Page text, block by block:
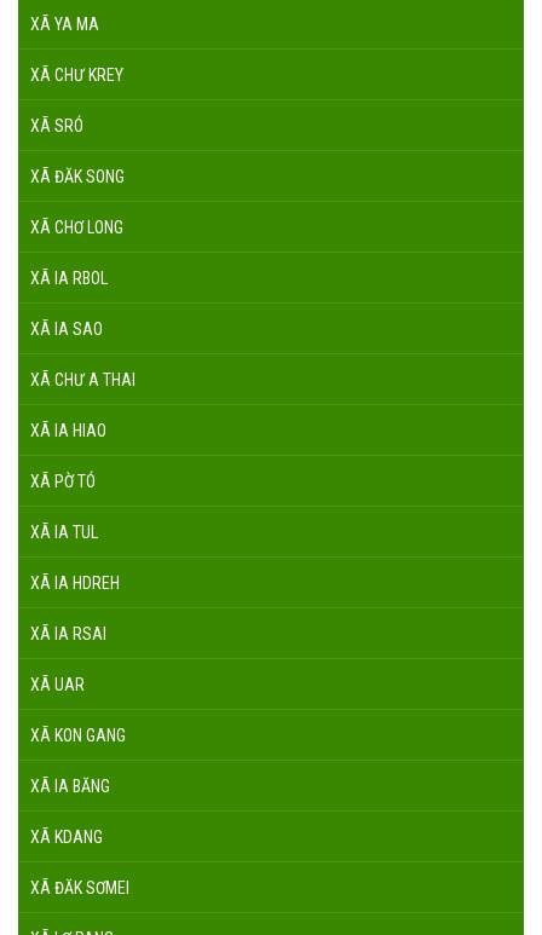
XÃ YA MA
XÃ CHƯ KREY
XÃ SRÓ
XÃ ĐĂK SONG
XÃ CHƠ LONG
XÃ IA RBOL
XÃ IA SAO
XÃ CHƯ A THAI
XÃ IA HIAO
XÃ PỜ TÓ
XÃ IA TUL
XÃ IA HDREH
XÃ IA RSAI
XÃ UAR
XÃ KON GANG
XÃ IA BĂNG
XÃ KDANG
XÃ ĐĂK SƠMEI